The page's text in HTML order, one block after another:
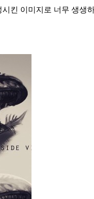
킨 이미지로 너무 생생